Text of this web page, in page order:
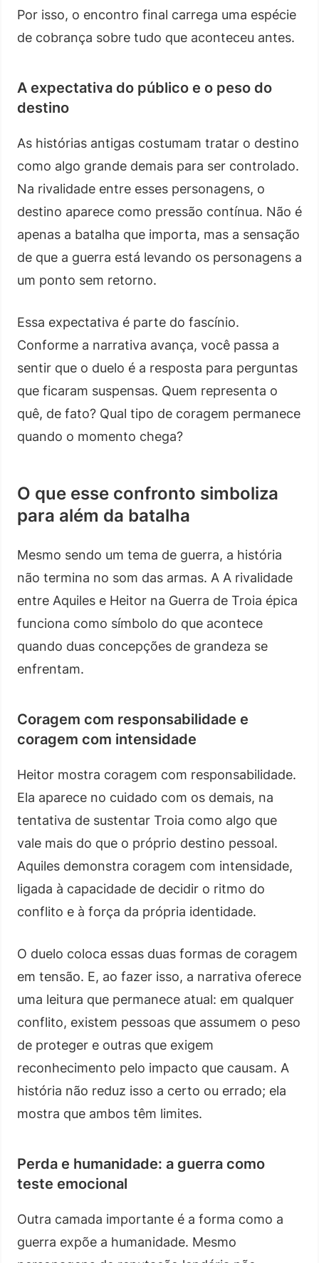
Por isso, o encontro final carrega uma espécie
de cobrança sobre tudo que aconteceu antes.
A expectativa do público e o peso do
destino
As histórias antigas costumam tratar o destino
como algo grande demais para ser controlado.
Na rivalidade entre esses personagens, o
destino aparece como pressão contínua. Não é
apenas a batalha que importa, mas a sensação
de que a guerra está levando os personagens a
um ponto sem retorno.
Essa expectativa é parte do fascínio.
Conforme a narrativa avança, você passa a
sentir que o duelo é a resposta para perguntas
que ficaram suspensas. Quem representa o
quê, de fato? Qual tipo de coragem permanece
quando o momento chega?
O que esse confronto simboliza
para além da batalha
Mesmo sendo um tema de guerra, a história
não termina no som das armas. A A rivalidade
entre Aquiles e Heitor na Guerra de Troia épica
funciona como símbolo do que acontece
quando duas concepções de grandeza se
enfrentam.
Coragem com responsabilidade e
coragem com intensidade
Heitor mostra coragem com responsabilidade.
Ela aparece no cuidado com os demais, na
tentativa de sustentar Troia como algo que
vale mais do que o próprio destino pessoal.
Aquiles demonstra coragem com intensidade,
ligada à capacidade de decidir o ritmo do
conflito e à força da própria identidade.
O duelo coloca essas duas formas de coragem
em tensão. E, ao fazer isso, a narrativa oferece
uma leitura que permanece atual: em qualquer
conflito, existem pessoas que assumem o peso
de proteger e outras que exigem
reconhecimento pelo impacto que causam. A
história não reduz isso a certo ou errado; ela
mostra que ambos têm limites.
Perda e humanidade: a guerra como
teste emocional
Outra camada importante é a forma como a
guerra expõe a humanidade. Mesmo